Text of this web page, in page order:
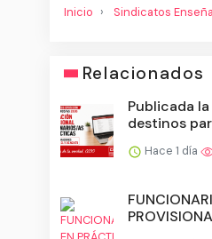
Inicio Sindicatos
Relacionados
Publicada
destinos
Hace 1 día